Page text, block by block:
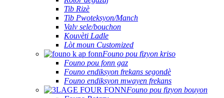
Tib Rizè
Tib Pwoteksyon/Manch
Valv sele/bouchon
Kouvèti Ladle
Lòt moun Customized
Founo pou fizyon kriso
Founo pou fonn gaz
Founo endiksyon frekans segondè
Founo endiksyon mwayen frekans
Founo pou fizyon bouyon